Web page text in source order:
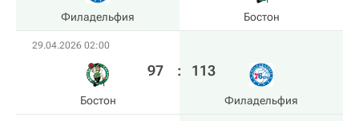
Филадельфия Бостон
29.04.2026 02:00
Бостон
97 : 113
Филадельфия